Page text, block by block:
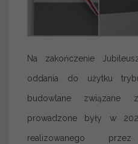
Na zakończenie
oddania do użytku
budowlane związane
prowadzone były w
realizowanego